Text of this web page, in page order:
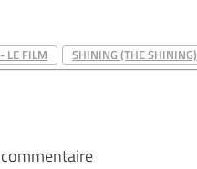
LE FILM SHINING (THE SHINING)